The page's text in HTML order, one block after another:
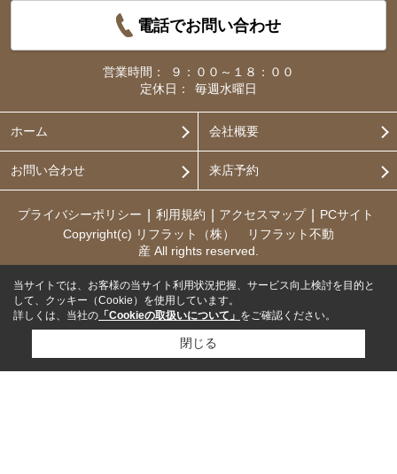
電話でお問い合わせ
営業時間：
９：００～１８：００
定休日：
毎週水曜日
ホーム 会社概要
お問い合わせ 来店予約
プライバシーポリシー 利用規約 アクセスマップ
PCサイト
Copyright(c) リフラット（株） リフラット不動
産 All rights reserved.
当サイトでは、お客様の当サイト利用状況把握、サービス向上検討を目的と
して、クッキー（Cookie）を使用しています。
詳しくは、当社の 「Cookieの取扱いについて」 をご確認ください。
閉じる